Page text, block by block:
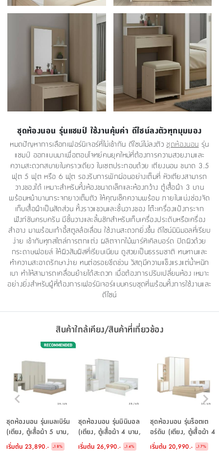
ชุดห้องนอน รุ่นแชมป์ ใช้งานคุ้มค่า ดีไซน์ลงตัวทุกมุมมอง
หมดปัญหาการเลือกเฟอร์นิเจอร์ที่ไม่เข้ากัน ดีไซน์ไม่ลงตัว ชุดห้องนอน รุ่น
แชมป์ ออกแบบมาเพื่อตอบโจทย์คนยุคใหม่ที่ต้องการความสวยงามและ
ความสะดวกสบายในคราวเดียว ในเซตประกอบด้วย เตียงนอน ขนาด 3.5
ฟุต 5 ฟุต หรือ 6 ฟุต รองรับการพักผ่อนอย่างเต็มที่ หัวเตียงสามารถ
วางของได้ เหมาะสำหรับทั้งห้องขนาดเล็กและห้องกว้าง ตู้เสื้อผ้า 3 บาน
พร้อมหน้าบานกระจกยาวเต็มตัว ให้คุณเช็คความพร้อม ภายในแบ่งช่องจัด
เก็บเสื้อผ้าเป็นสัดส่วน ทั้งราวแขวนและชั้นวางของ โต๊ะเครื่องแป้งกระจก
ฟังก์ชันครบครัน มีชั้นวางและลิ้นชักสำหรับเก็บเครื่องประดับหรือเครื่อง
สำอาง มาพร้อมเก้าอี้สตูลล้อเลื่อน ใช้งานสะดวกยิ่งขึ้น ดีไซน์มินิมอลที่เรียบ
ง่าย เข้ากับทุกสไตล์การตกแต่ง ผลิตจากไม้พาร์ทิเคิลบอร์ด ปิดผิวด้วย
กระดาษฟอยล์ ให้ผิวสัมผัสที่เรียบเนียน ดูสวยเป็นธรรมชาติ ทนทานและ
ทำความสะอาดรักษาง่าย ทนต่อรอยขีดข่วน วัสดุมีความแข็งแรงแต่น้ำหนัก
เบา ทำให้สามารถเคลื่อนย้ายได้สะดวก เมื่อต้องการปรับเปลี่ยนห้อง เหมาะ
อย่างยิ่งสำหรับผู้ที่ต้องการเฟอร์นิเจอร์แบบครบชุดที่พร้อมทั้งการใช้งานและ
ดีไซน์
สินค้าใกล้เคียง/สินค้าที่เกี่ยวข้อง
ชุดห้องนอน รุ่นเมลเบิร์น
(เตียง, ตู้เสื้อผ้า 5 บาน,
โต๊ะเครื่องแป้ง) - สี
หินทราย/เลอบาน่า โอ๊ค
เริ่มต้น 23,890.- -18%
ชุดห้องนอน รุ่นมินิมอล
(เตียง, ตู้เสื้อผ้า 4 บาน,
โต๊ะเครื่องแป้งแบบยืน) -
สีขาว/เลอบาน่า โอ๊ค
เริ่มต้น 26,990.- -14%
ชุดห้องนอน รุ่นร็อตเต
อร์ดัม (เตียง, ตู้เสื้อผ้า 4
บาน, โต๊ะเครื่องแป้ง) - สี
เลอบาน่า โอ๊ค/ขาว
เริ่มต้น 20,990.- -17%